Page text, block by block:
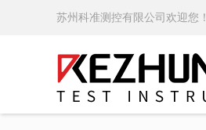
苏州科准测控有限公司欢迎您！